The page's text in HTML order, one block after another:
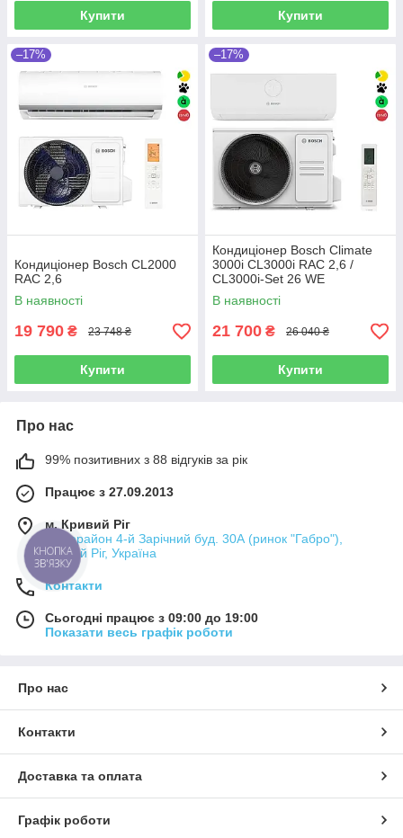
Купити Купити
–17%
Кондиціонер Bosch CL2000
RAC 2,6
В наявності
19 790 ₴ 23 748 ₴
Купити
–17%
Кондиціонер Bosch Climate
3000i CL3000i RAC 2,6 /
CL3000i-Set 26 WE
В наявності
21 700 ₴ 26 040 ₴
Купити
Про нас
99% позитивних з 88 відгуків за рік
Працює з 27.09.2013
м. Кривий Ріг
мікрорайон 4-й Зарічний буд. 30А (ринок "Габро"),
Кривий Ріг, Україна
Контакти
Сьогодні працює з 09:00 до 19:00
Показати весь графік роботи
Про нас
Контакти
Доставка та оплата
Графік роботи
КНОПКА
ЗВ'ЯЗКУ